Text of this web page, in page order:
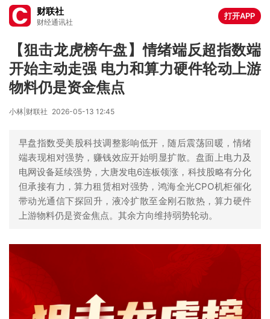
财联社
财经通讯社
打开APP
【狙击龙虎榜午盘】情绪端反超指数端
开始主动走强 电力和算力硬件轮动上游
物料仍是资金焦点
小林|财联社 2026-05-13 12:45
早盘指数受美股科技调整影响低开，随后震荡回暖，情绪
端表现相对强势，赚钱效应开始明显扩散。盘面上电力及
电网设备延续强势，大唐发电6连板领涨，科技股略有分化
但承接有力，算力租赁相对强势，鸿海全光CPO机柜催化
带动光通信下探回升，液冷扩散至金刚石散热，算力硬件
上游物料仍是资金焦点。其余方向维持弱势轮动。